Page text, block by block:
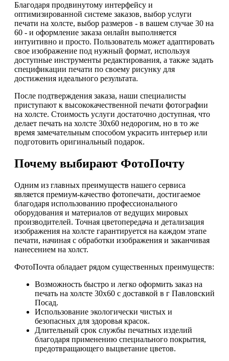
Благодаря продвинутому интерфейсу и
оптимизированной системе заказов, выбор услуги
печати на холсте, выбор размеров - в вашем случае 30 на
60 - и оформление заказа онлайн выполняется
интуитивно и просто. Пользователь может адаптировать
свое изображение под нужный формат, используя
доступные инструменты редактирования, а также задать
спецификации печати по своему рисунку для
достижения идеального результата.
После подтверждения заказа, наши специалисты
приступают к высококачественной печати фотографии
на холсте. Стоимость услуги достаточно доступная, что
делает печать на холсте 30х60 недорогим, но в то же
время замечательным способом украсить интерьер или
подготовить оригинальный подарок.
Почему выбирают ФотоПочту
Одним из главных преимуществ нашего сервиса
является премиум-качество фотопечати, достигаемое
благодаря использованию профессионального
оборудования и материалов от ведущих мировых
производителей. Точная цветопередача и детализация
изображения на холсте гарантируется на каждом этапе
печати, начиная с обработки изображения и заканчивая
нанесением на холст.
ФотоПочта обладает рядом существенных преимуществ:
Возможность быстро и легко оформить заказ на
печать на холсте 30х60 с доставкой в г Павловский
Посад.
Использование экологически чистых и
безопасных для здоровья красок.
Длительный срок службы печатных изделий
благодаря применению специального покрытия,
предотвращающего выцветание цветов.